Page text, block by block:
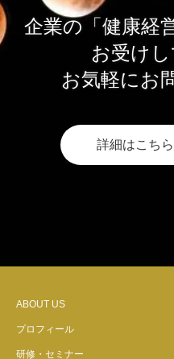
企業の「健康経
お受けし
お気軽にお
詳細はこち
ABOUT US
プロフィール
研修・セミナー